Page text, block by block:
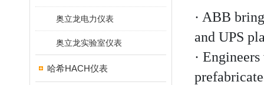
奥立龙电力仪表
奥立龙实验室仪表
哈希HACH仪表
· ABB
and UPS
·